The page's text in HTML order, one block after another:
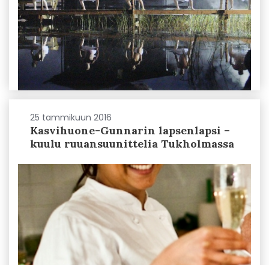
25 tammikuun 2016
Kasvihuone-Gunnarin lapsenlapsi –
kuulu ruuansuunittelia Tukholmassa